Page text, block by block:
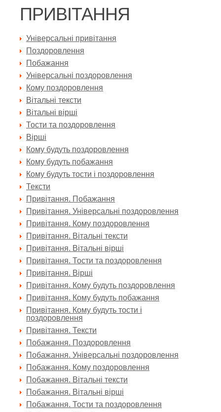
ПРИВІТАННЯ
Універсальні привітання
Поздоровлення
Побажання
Універсальні поздоровлення
Кому поздоровлення
Вітальні тексти
Вітальні вірші
Тости та поздоровлення
Вірші
Кому будуть поздоровлення
Кому будуть побажання
Кому будуть тости і поздоровлення
Тексти
Привітання. Побажання
Привітання. Універсальні поздоровлення
Привітання. Кому поздоровлення
Привітання. Вітальні тексти
Привітання. Вітальні вірші
Привітання. Тости та поздоровлення
Привітання. Вірші
Привітання. Кому будуть поздоровлення
Привітання. Кому будуть побажання
Привітання. Кому будуть тости і
поздоровлення
Привітання. Тексти
Побажання. Поздоровлення
Побажання. Універсальні поздоровлення
Побажання. Кому поздоровлення
Побажання. Вітальні тексти
Побажання. Вітальні вірші
Побажання. Тости та поздоровлення